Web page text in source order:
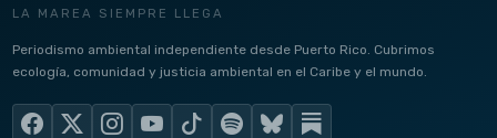
LA MAREA SIEMPRE LLEGA
Periodismo ambiental independiente desde Puerto Rico. Cubrimos
ecología, comunidad y justicia ambiental en el Caribe y el mundo.